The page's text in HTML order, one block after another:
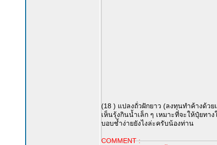
(18 ) แปลงถั่วฝักยาว (ลงทุนทำค้างด้ว
เห็นรุ้งกินน้ำเล็ก ๆ เหมาะที่จะให้ปุ๋ยทา
บอบช้ำง่ายยังไงล่ะครับน้องท่าน
COMMENT :